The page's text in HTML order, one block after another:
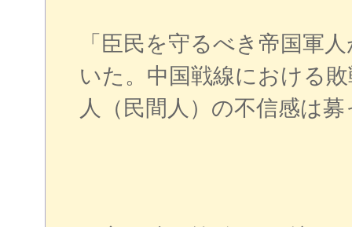
「臣民を守るべき帝国軍
いた。中国戦線における
人（民間人）の不信感は